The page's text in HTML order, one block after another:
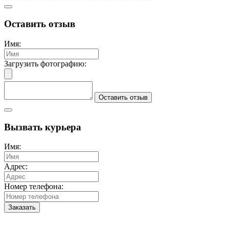
Оставить отзыв
Имя:
Загрузить фотографию:
Оставить отзыв
Вызвать курьера
Имя:
Адрес:
Номер телефона:
Заказать